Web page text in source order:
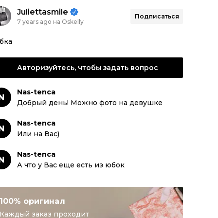
Juliettasmile
7 years ago на Oskelly
Подписаться
Авторизуйтесь, чтобы задать вопрос
Nas-tenca
Добрый день! Можно фото на девушке
Nas-tenca
Или на Вас)
Nas-tenca
А что у Вас еще есть из юбок
100% оригинал
Каждый заказ проходит